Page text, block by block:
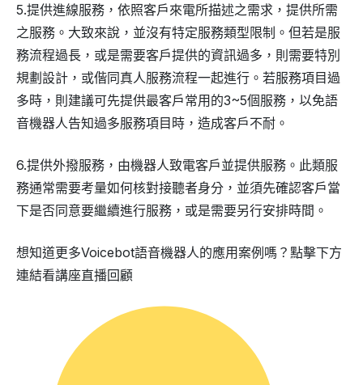
5.提供進線服務，依照客戶來電所描述之需求，提供所需
之服務。大致來說，並沒有特定服務類型限制。但若是服
務流程過長，或是需要客戶提供的資訊過多，則需要特別
規劃設計，或偕同真人服務流程一起進行。若服務項目過
多時，則建議可先提供最客戶常用的3~5個服務，以免語
音機器人告知過多服務項目時，造成客戶不耐。
6.提供外撥服務，由機器人致電客戶並提供服務。此類服
務通常需要考量如何核對接聽者身分，並須先確認客戶當
下是否同意要繼續進行服務，或是需要另行安排時間。
想知道更多Voicebot語音機器人的應用案例嗎？點擊下方
連結看講座直播回顧